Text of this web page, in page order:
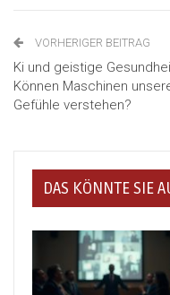
VORHERIGER BEITRAG
Ki und geistige
Können Maschinen
Gefühle verstehen?
DAS KÖNNTE SIE